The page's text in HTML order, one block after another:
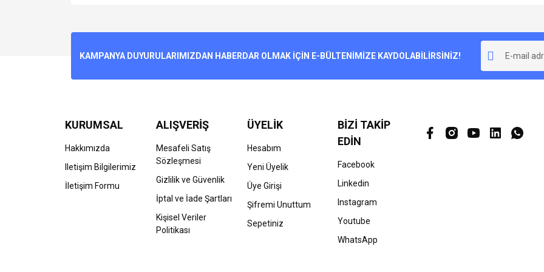
Ürün resmi kalitesiz, bozuk veya görüntülenemiyor.
Bu ürüne benzer farklı alternatifler olmalı.
KAMPANYA DUYURULARIMIZDAN HABERDAR OLMAK İÇİN E-BÜLTENİMİZE KAYDOLABİLİRSİNİZ!
KURUMSAL
Hakkımızda
Iletişim Bilgilerimiz
İletişim Formu
ALIŞVERİŞ
Mesafeli Satış
Sözleşmesi
Gizlilik ve Güvenlik
İptal ve İade Şartları
Kişisel Veriler
Politikası
ÜYELİK
Hesabım
Yeni Üyelik
Üye Girişi
Şifremi Unuttum
Sepetiniz
BİZİ TAKİP
EDİN
Facebook
Linkedin
Instagram
Youtube
WhatsApp